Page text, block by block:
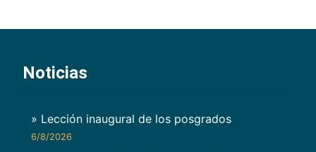
Noticias
» Lección inaugural de los posgrados
6/8/2026